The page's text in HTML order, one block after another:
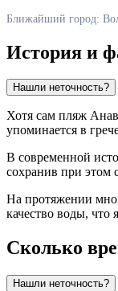
Ближайший город:
История и
Нашли неточность?
Хотя сам пляж
упоминается в
В современной
сохранив при этом
На протяжении
качество воды, что
Сколько
Нашли неточность?